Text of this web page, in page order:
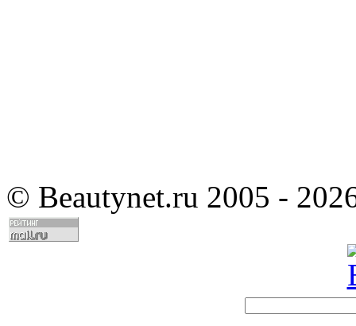
© Beautynet.ru 2005 -